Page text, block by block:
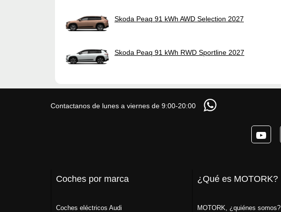
Skoda Peaq 91 kWh AWD Selection 2027
Skoda Peaq 91 kWh RWD Sportline 2027
Contactanos de lunes a viernes de 9:00-20:00
Coches por marca
Coches eléctricos Audi
¿Qué es MOTORK?
MOTORK, ¿quiénes somos?